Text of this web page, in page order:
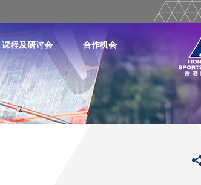
课程及研讨会 合作机会